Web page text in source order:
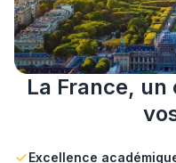
La France,
Excellence